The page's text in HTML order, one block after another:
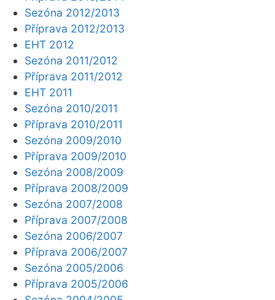
Sezóna 2012/2013
Příprava 2012/2013
EHT 2012
Sezóna 2011/2012
Příprava 2011/2012
EHT 2011
Sezóna 2010/2011
Příprava 2010/2011
Sezóna 2009/2010
Příprava 2009/2010
Sezóna 2008/2009
Příprava 2008/2009
Sezóna 2007/2008
Příprava 2007/2008
Sezóna 2006/2007
Příprava 2006/2007
Sezóna 2005/2006
Příprava 2005/2006